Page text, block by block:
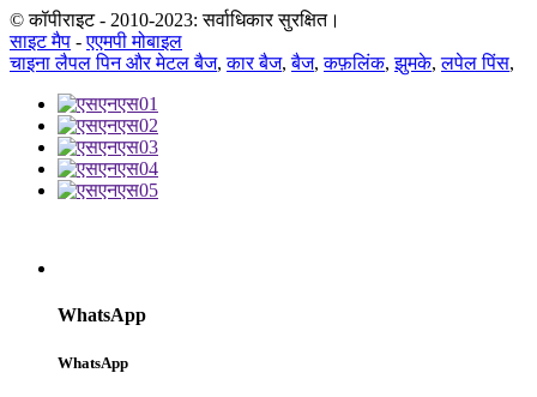
© कॉपीराइट - 2010-2023: सर्वाधिकार सुरक्षित।
साइट मैप -एएमपी मोबाइल
चाइना लैपल पिन और मेटल बैज,कार बैज,बैज,कफ़लिंक,झुमके,लपेल पिंस,
WhatsApp
WhatsApp